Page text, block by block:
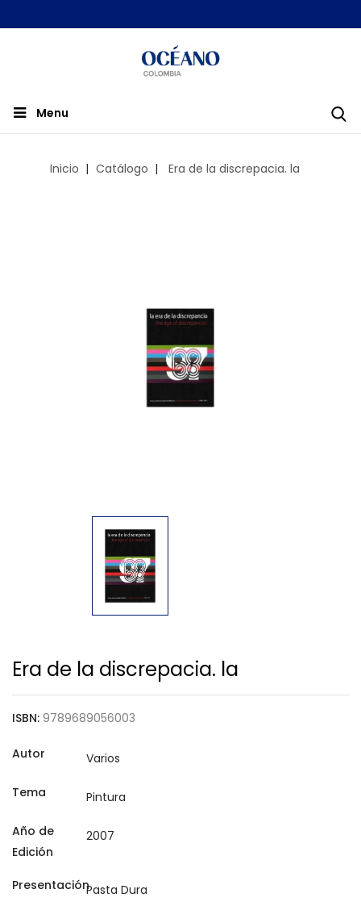
Menu
Inicio Catálogo Era de la discrepacia. la
Era de la discrepacia. la
ISBN: 9789689056003
Autor
Tema
Año de
Edición
Presentación